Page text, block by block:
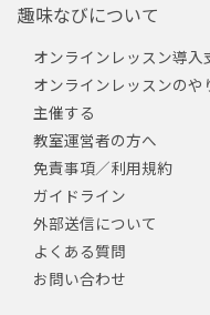
趣味なびについて
オンラインレッスン導入
オンラインレッスンのや
主催する
教室運営者の方へ
免責事項／利用規約
ガイドライン
外部送信について
よくある質問
お問い合わせ